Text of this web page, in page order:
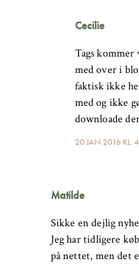
Cecilie
20 JAN 2016 KL.
Tags
med over i
faktisk ikke
med og ikke
downloade
Matilde
Sikke en dejlig
Jeg har tidligere
på nettet, men det